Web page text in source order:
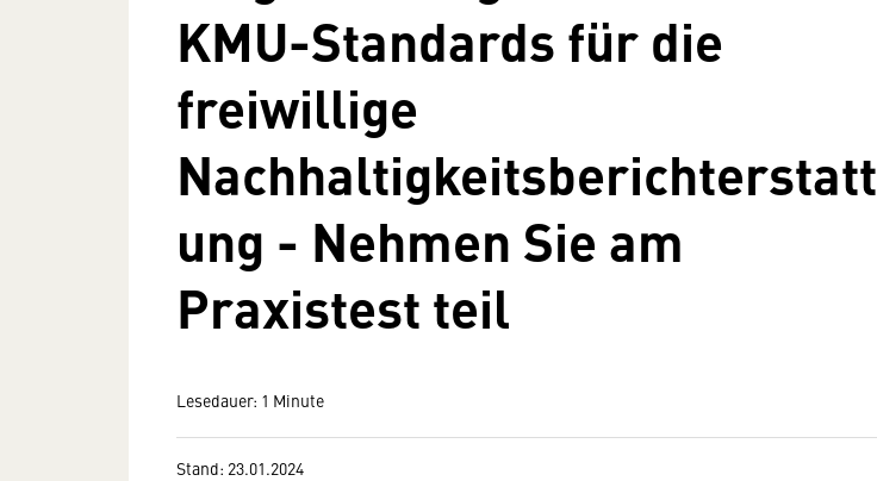
KMU-Standards für die
freiwillige
Nachhaltigkeitsberichterstatt
ung - Nehmen Sie am
Praxistest teil
Lesedauer: 1 Minute
Stand: 23.01.2024